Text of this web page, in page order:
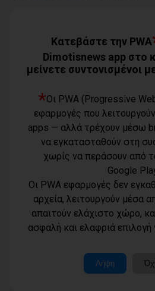
Δωρεάν
ΚΑΠΗ του
08/08/2026
Ο Αύγουστος
δοκιμασία
08/08/2026
Χαρδαλιάς:
καμένες
εγκριθεί
08/08/2026
Εθνικής
08/08/2026
Όροι χρήσης
Πολιτική
Κατεβάστε την PWA
Dimotisnews app στο
μείνετε συντονισμένοι
*Οι PWA (Progressive
εφαρμογές που
apps — αλλά τρέχουν μέσω
να εγκατασταθούν στη
χωρίς να περάσουν από
Google
Οι PWA εφαρμογές δεν
αρχεία, λειτουργούν μέσα
απαιτούν ελάχιστο χώρο,
ασφαλή και ελαφριά επιλογή
Λήψη